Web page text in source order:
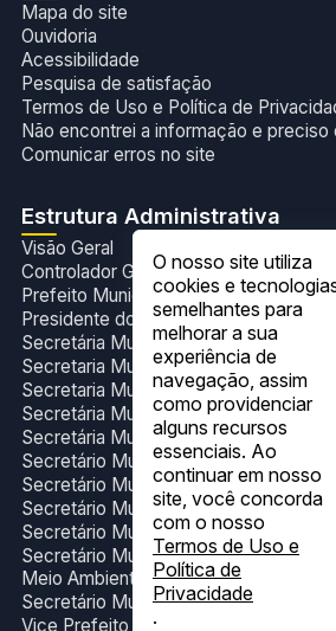
Mapa do site
Ouvidoria
Acessibilidade
Pesquisa de satisfação
Termos de Uso e Política de
Não encontrei a informação e preciso
Comunicar erros no site
Estrutura Administrativa
Visão Geral
Controlador Geral do Município
Prefeito Municipal
Presidente do Fundo de Previdência
Secretária Municipal de
Secretaria Municipal de Cultura e
Secretaria Municipal de Esporte
Secretária Municipal de Gabinete
Secretária Municipal de Trabalho e
Secretário Municipal de Educação
Secretário Municipal de Finanças
Secretário Municipal de Infraestrutura
Secretário Municipal de Obras e
Secretário Municipal de Produção,
Meio Ambiente
Secretário Municipal de Saúde.
Vice Prefeito Municipal
O nosso site utiliza
cookies e
semelhantes para
melhorar a sua
experiência de
navegação, assim
como providenciar
alguns recursos
essenciais. Ao
continuar em nosso
site, você concorda
com o nosso
Termos de Uso e
Política de
Privacidade
.